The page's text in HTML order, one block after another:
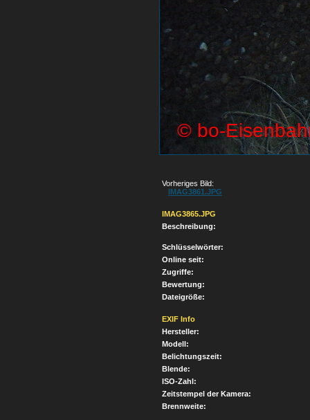
Vorheriges Bild:
IMAG3861.JPG
IMAG3865.JPG
Beschreibung:
Schlüsselwörter:
Online seit:
Zugriffe:
Bewertung:
Dateigröße:
EXIF Info
Hersteller:
Modell:
Belichtungszeit:
Blende:
ISO-Zahl:
Zeitstempel der Kamera:
Brennweite: